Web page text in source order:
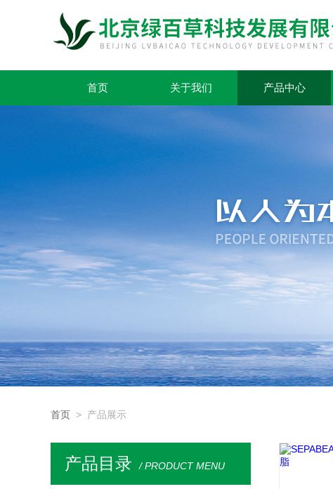
首页 关于我们 产品中心
首页 > 产品展示
产品目录 / PRODUCT MENU